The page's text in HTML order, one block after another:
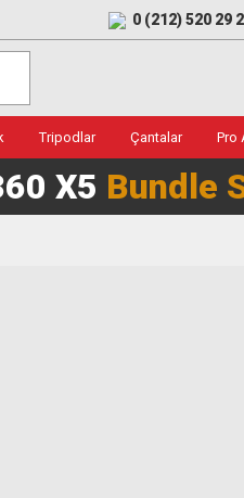
0 (212) 520 29
Tripodlar Çantalar Pro
X5 Bundle